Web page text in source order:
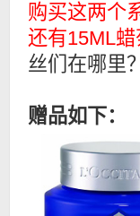
购买这两个
还有15ML蜡
丝们在哪里？
赠品如下：